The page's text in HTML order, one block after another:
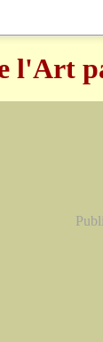
l'Art